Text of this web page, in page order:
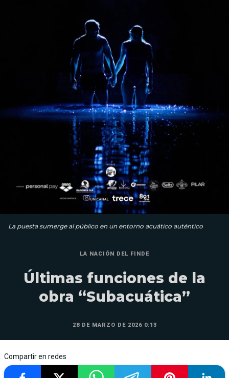
La puesta sumerge al público en un entorno acuático auténtico
LA NACIÓN DEL FINDE
Últimas funciones de la
obra “Subacuática”
28 DE MARZO DE 2026 0:13
Compartir en redes